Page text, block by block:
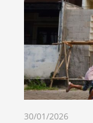
30/01/2026